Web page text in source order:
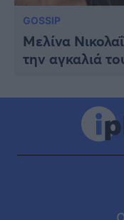
GOSSIP
Μελίνα
την αγκαλιά